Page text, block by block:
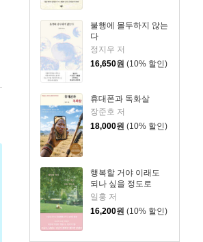
불행에 몰두하지 않는
다
정지우 저
16,650원 (10% 할인)
휴대폰과 독화살
장준호 저
18,000원 (10% 할인)
행복할 거야 이래도
되나 싶을 정도로
일홍 저
16,200원 (10% 할인)